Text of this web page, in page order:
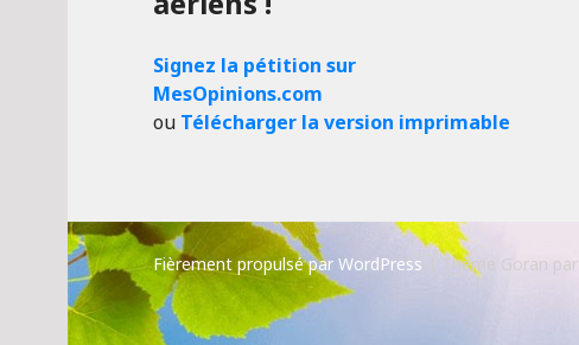
Signez la pétition sur
MesOpinions.com
ou Télécharger la version imprimable
Fièrement propulsé par WordPress Thème Goran par